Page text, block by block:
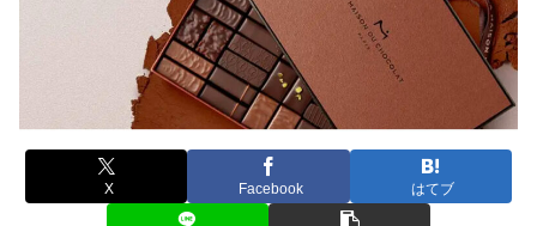
X Facebook はてブ